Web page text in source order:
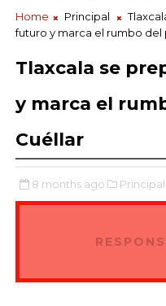
Home Principal
futuro y marca el rumbo del
Tlaxcala se
y marca el
Cuéllar
8 months ago Principal,